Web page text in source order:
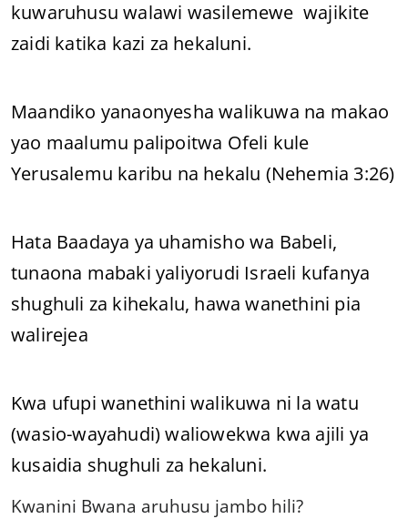
kuwaruhusu walawi wasilemewe wajikite
zaidi katika kazi za hekaluni.
Maandiko yanaonyesha walikuwa na makao
yao maalumu palipoitwa Ofeli kule
Yerusalemu karibu na hekalu (Nehemia 3:26)
Hata Baadaya ya uhamisho wa Babeli,
tunaona mabaki yaliyorudi Israeli kufanya
shughuli za kihekalu, hawa wanethini pia
walirejea
Kwa ufupi wanethini walikuwa ni la watu
(wasio-wayahudi) waliowekwa kwa ajili ya
kusaidia shughuli za hekaluni.
Kwanini Bwana aruhusu jambo hili?